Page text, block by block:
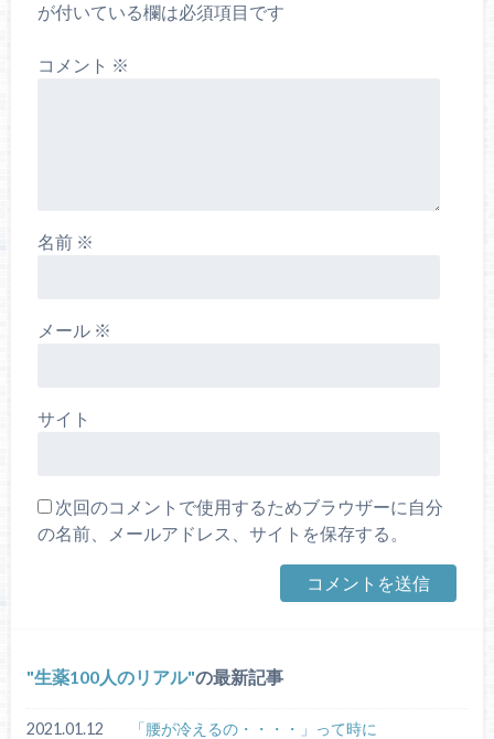
が付いている欄は必須項目です
コメント ※
名前 ※
メール ※
サイト
次回のコメントで使用するためブラウザーに自分
の名前、メールアドレス、サイトを保存する。
生薬100人のリアル の最新記事
2021.01.12 「腰が冷えるの・・・・」って時に